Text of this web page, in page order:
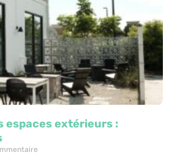
espaces extérieurs :